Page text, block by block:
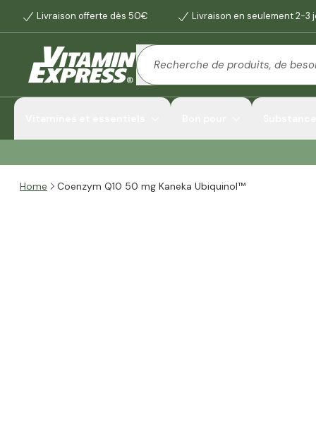
Livraison offerte dès 50€ Livraison en seulement 2-3
Home Coenzym Q10 50 mg Kaneka Ubiquinol™